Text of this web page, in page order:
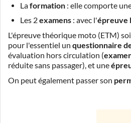
Laformation : elle comporte
Les 2examens : avec l'épreuve
L'épreuve théorique moto (ETM)
pour l'essentiel un questionnaire
évaluation hors circulation (
réduite sans passager), et une
On peut également passer son